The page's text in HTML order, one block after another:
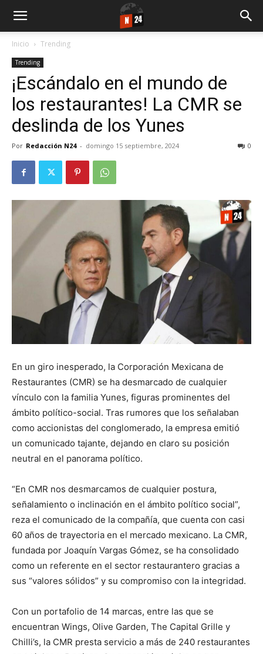
Inicio Trending
Trending
¡Escándalo en el mundo de
los restaurantes! La CMR se
deslinda de los Yunes
Por Redacción N24 - domingo 15 septiembre, 2024 0
En un giro inesperado, la Corporación Mexicana de
Restaurantes (CMR) se ha desmarcado de cualquier
vínculo con la familia Yunes, figuras prominentes del
ámbito político-social. Tras rumores que los señalaban
como accionistas del conglomerado, la empresa emitió
un comunicado tajante, dejando en claro su posición
neutral en el panorama político.
“En CMR nos desmarcamos de cualquier postura,
señalamiento o inclinación en el ámbito político social”,
reza el comunicado de la compañía, que cuenta con casi
60 años de trayectoria en el mercado mexicano. La CMR,
fundada por Joaquín Vargas Gómez, se ha consolidado
como un referente en el sector restaurantero gracias a
sus “valores sólidos” y su compromiso con la integridad.
Con un portafolio de 14 marcas, entre las que se
encuentran Wings, Olive Garden, The Capital Grille y
Chilli’s, la CMR presta servicio a más de 240 restaurantes